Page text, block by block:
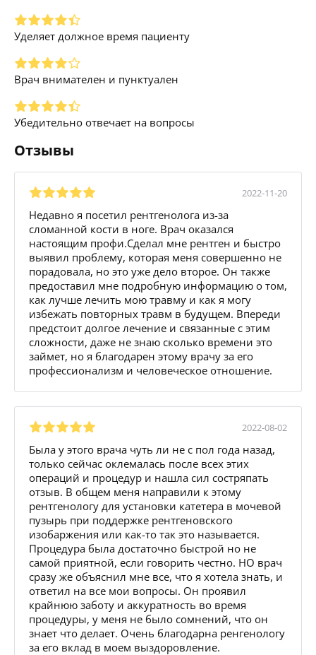
Уделяет должное время пациенту
Врач внимателен и пунктуален
Убедительно отвечает на вопросы
Отзывы
2022-11-20
Недавно я посетил рентгенолога из-за
сломанной кости в ноге. Врач оказался
настоящим профи.Сделал мне рентген и быстро
выявил проблему, которая меня совершенно не
порадовала, но это уже дело второе. Он также
предоставил мне подробную информацию о том,
как лучше лечить мою травму и как я могу
избежать повторных травм в будущем. Впереди
предстоит долгое лечение и связанные с этим
сложности, даже не знаю сколько времени это
займет, но я благодарен этому врачу за его
профессионализм и человеческое отношение.
2022-08-02
Была у этого врача чуть ли не с пол года назад,
только сейчас оклемалась после всех этих
операций и процедур и нашла сил состряпать
отзыв. В общем меня направили к этому
рентгенологу для установки катетера в мочевой
пузырь при поддержке рентгеновского
изобаржения или как-то так это называется.
Процедура была достаточно быстрой но не
самой приятной, если говорить честно. НО врач
сразу же объяснил мне все, что я хотела знать, и
ответил на все мои вопросы. Он проявил
крайнюю заботу и аккуратность во время
процедуры, у меня не было сомнений, что он
знает что делает. Очень благодарна ренгенологу
за его вклад в моем выздоровление.